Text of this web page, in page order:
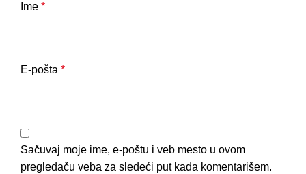
Ime *
E-pošta *
Sačuvaj moje ime, e-poštu i veb mesto u ovom
pregledaču veba za sledeći put kada komentarišem.